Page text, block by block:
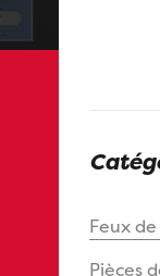
Feux
Pièces